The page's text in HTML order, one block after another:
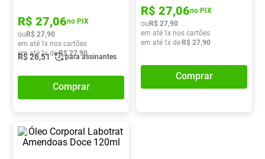
R$ 27,06no PIX
ouR$ 27,90
em até 1x nos cartões
em até 1x deR$ 27,90
R$26,51 para assinantes
Comprar
R$ 27,06no PIX
ouR$ 27,90
em até 1x nos cartões
em até 1x deR$ 27,90
Comprar